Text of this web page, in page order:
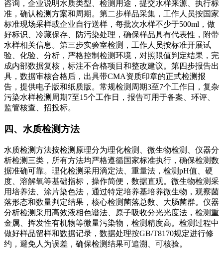
咨询，企业说明水质类型、检测用途，提交水样来源、执行标
准，确认检测方案和周期。第二步样品采集，工作人员按国家
标准现场采样或企业自行送样，每批次水样不少于500ml，做
好标识、冷藏保存、防污染处理，确保样品具有代表性，附带
水样相关信息。第三步实验室检测，工作人员按标准开展试
验、化验、分析，严格控制检测环境，对照限值判定结果，完
成内部数据复核，标注不合格项目和整改建议。第四步报告出
具，数据审核合格后，出具带CMA资质印章的正式检测报
告，提供电子版和纸质版。常规检测周期3至7个工作日，复杂
污染水样检测周期7至15个工作日，报告可用于备案、环评、
监管核查、招投标。
四、水质检测方法
水质检测方法按检测原理分为理化检测、微生物检测、仪器分
析检测三类，所有方法均严格遵循国家标准执行，确保检测数
据准确可靠。理化检测采用滴定法、重量法，检测pH值、硬
度、溶解氧等基础指标，操作简便，数据直观。微生物检测采
用培养法、涂片染色法，通过特定培养基培养微生物，观察菌
落形态和数量判定结果，核心检测菌落总数、大肠菌群。仪器
分析检测采用高效液相色谱法、原子吸收分光光度法，检测重
金属、挥发性有机物等微量污染物，检测精度高。检测过程中
做好样品留样和数据记录，数据处理按GB/T8170规定进行修
约，避免人为误差，确保检测结果可追溯、可核验。